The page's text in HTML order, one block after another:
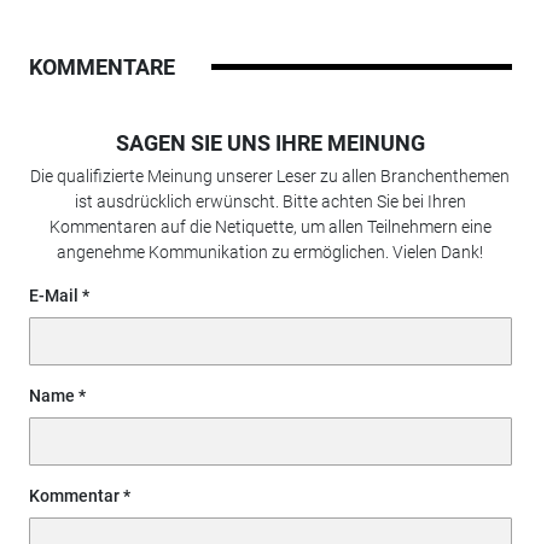
KOMMENTARE
SAGEN SIE UNS IHRE MEINUNG
Die qualifizierte Meinung unserer Leser zu allen Branchenthemen
ist ausdrücklich erwünscht. Bitte achten Sie bei Ihren
Kommentaren auf die Netiquette, um allen Teilnehmern eine
angenehme Kommunikation zu ermöglichen. Vielen Dank!
E-Mail
Name
Kommentar